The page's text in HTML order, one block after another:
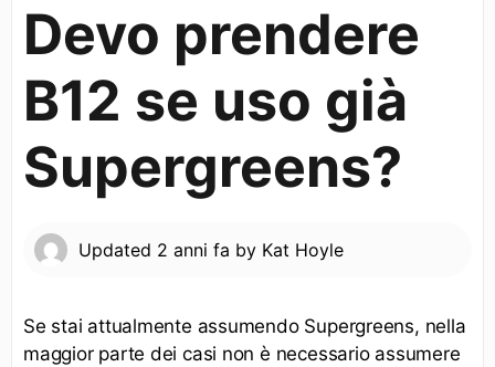
Devo prendere
B12 se uso già
Supergreens?
Updated 2 anni fa by Kat Hoyle
Se stai attualmente assumendo Supergreens, nella
maggior parte dei casi non è necessario assumere